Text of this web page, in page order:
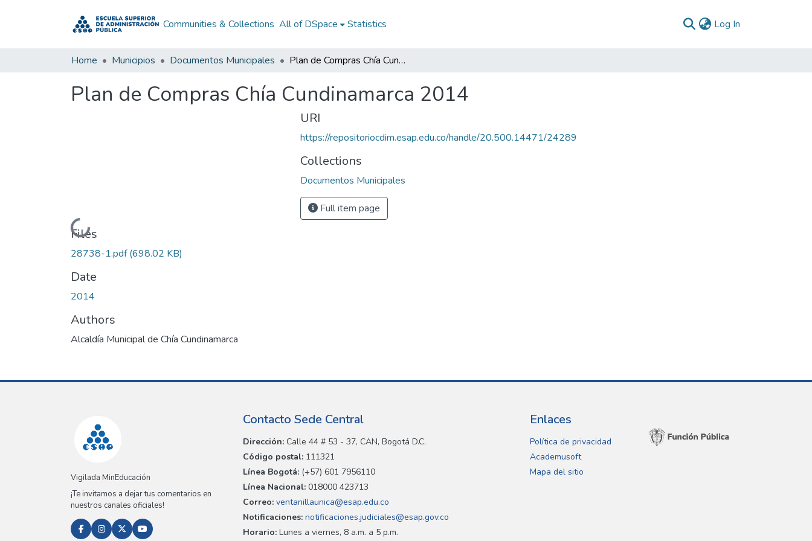
Communities & Collections All of DSpace Statistics Log In
Home Municipios Documentos Municipales Plan de Compras Chía Cundinamarca 2014
Plan de Compras Chía Cundinamarca 2014
Loading...
Files
28738-1.pdf(698.02 KB)
Date
2014
Authors
Alcaldía Municipal de Chía Cundinamarca
URI
https://repositoriocdim.esap.edu.co/handle/20.500.14471/24289
Collections
Documentos Municipales
Full item page
Vigilada MinEducación
¡Te invitamos a dejar tus comentarios en
nuestros canales oficiales!
Contacto Sede Central
Dirección: Calle 44 # 53 - 37, CAN, Bogotá D.C.
Código postal: 111321
Línea Bogotá: (+57) 601 7956110
Línea Nacional: 018000 423713
Correo: ventanillaunica@esap.edu.co
Notificaciones: notificaciones.judiciales@esap.gov.co
Horario: Lunes a viernes, 8 a.m. a 5 p.m.
Enlaces
Política de privacidad
Academusoft
Mapa del sitio